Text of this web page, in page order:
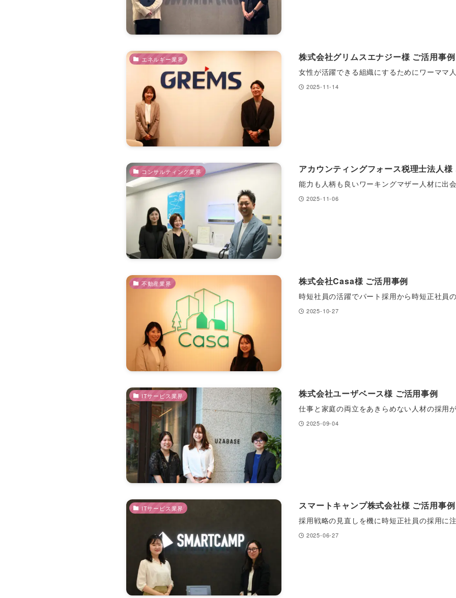
エネルギー業界 株式会社グリムスエナジー様 ご活用事例
女性が活躍できる組織にするためにワーママ
2025-11-14
コンサルティング業界 アカウンティングフォース税理士法人様
能力も人柄も良いワーキングマザー人材に出
2025-11-06
不動産業界 株式会社Casa様 ご活用事例
時短社員の活躍でパート採用から時短正社員
2025-10-27
ITサービス業界 株式会社ユーザベース様 ご活用事例
仕事と家庭の両立をあきらめない人材の採用
2025-09-04
ITサービス業界 スマートキャンプ株式会社様 ご活用事例
採用戦略の見直しを機に時短正社員の採用に
2025-06-27